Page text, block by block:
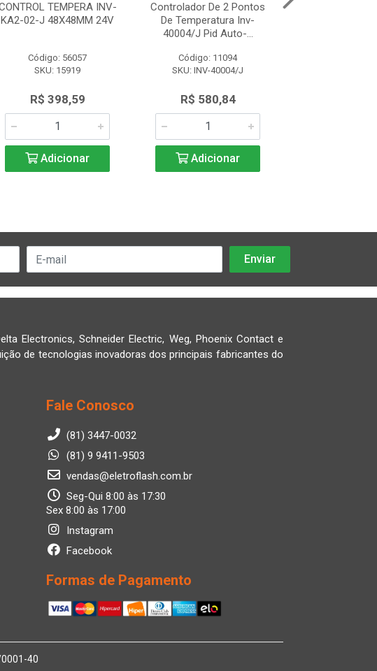
TEMPERA INV-
KA2-02-J 48X48MM 24V
Código: 56057
SKU: 15919
R$ 398,59
Adicionar
Controlador De 2 Pontos
De Temperatura Inv-
40004/J Pid Auto-...
Código: 11094
SKU: INV-40004/J
R$ 580,84
Adicionar
Electronics, Schneider Electric, Weg, Phoenix Contact e
de tecnologias inovadoras dos principais fabricantes do
Fale Conosco
(81) 3447-0032
(81) 9 9411-9503
vendas@eletroflash.com.br
Seg-Qui 8:00 às 17:30
Sex 8:00 às 17:00
Instagram
Facebook
Formas de Pagamento
40